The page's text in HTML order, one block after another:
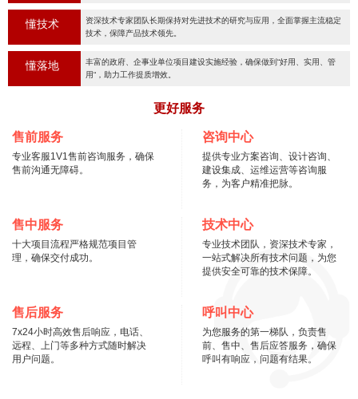
懂技术
资深技术专家团队长期保持对先进技术的研究与应用，全面掌握主流稳定
技术，保障产品技术领先。
懂落地
丰富的政府、企事业单位项目建设实施经验，确保做到“好用、实用、管
用“，助力工作提质增效。
更好服务
售前服务
专业客服1V1售前咨询服务，确保
售前沟通无障碍。
咨询中心
提供专业方案咨询、设计咨询、
建设集成、运维运营等咨询服
务，为客户精准把脉。
售中服务
十大项目流程严格规范项目管
理，确保交付成功。
技术中心
专业技术团队，资深技术专家，
一站式解决所有技术问题，为您
提供安全可靠的技术保障。
售后服务
7x24小时高效售后响应，电话、
远程、上门等多种方式随时解决
用户问题。
呼叫中心
为您服务的第一梯队，负责售
前、售中、售后应答服务，确保
呼叫有响应，问题有结果。